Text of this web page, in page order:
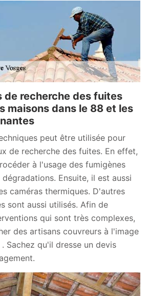
de recherche des fuites
maisons dans le 88 et les
peut être utilisée pour
de recherche des fuites. En effet,
à l'usage des fumigènes
Ensuite, il est aussi
caméras thermiques. D'autres
sont aussi utilisés. Afin de
qui sont très complexes,
des artisans couvreurs à l'image
Sachez qu'il dresse un devis